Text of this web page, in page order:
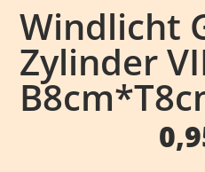
Windlicht
Zylinder